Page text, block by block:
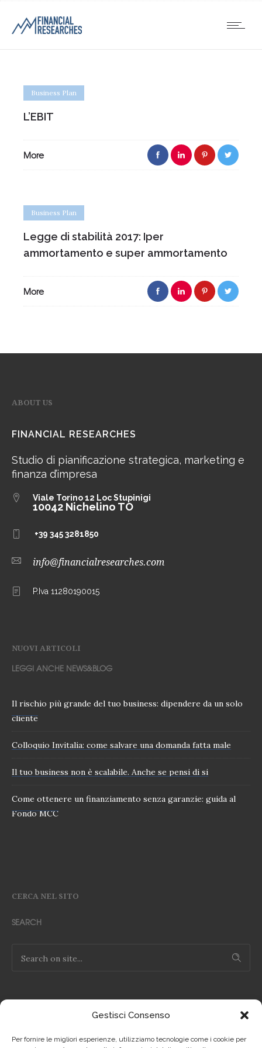
Gestisci Consenso
Per fornire le migliori esperienze, utilizziamo tecnologie come i cookie per
Business Plan
L’EBIT
More
Business Plan
Legge di stabilità 2017: Iper
ammortamento e super ammortamento
More
ABOUT US
FINANCIAL RESEARCHES
Studio di pianificazione strategica, marketing e
finanza d’impresa
Viale Torino 12 Loc Stupinigi
10042 Nichelino TO
+39 345 3281850
info@financialresearches.com
P.Iva 11280190015
NUOVI ARTICOLI
LEGGI ANCHE NEWS&BLOG
Il rischio più grande del tuo business: dipendere da un solo
cliente
Colloquio Invitalia: come salvare una domanda fatta male
Il tuo business non è scalabile. Anche se pensi di si
Come ottenere un finanziamento senza garanzie: guida al
Fondo MCC
CERCA NEL SITO
SEARCH